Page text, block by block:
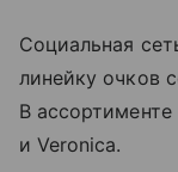
Социальная
линейку очков
В
и Veronica.